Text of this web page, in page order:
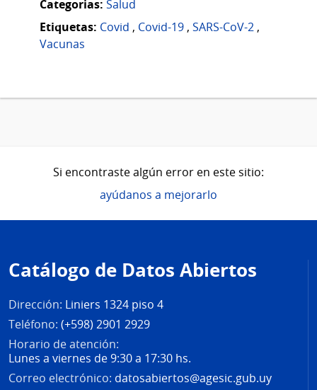
Categorias: Salud
Etiquetas: Covid , Covid-19 , SARS-CoV-2 ,
Vacunas
Si encontraste algún error en este sitio:
ayúdanos a mejorarlo
de
página
Catálogo de Datos Abiertos
Dirección: Liniers 1324 piso 4
Teléfono: (+598) 2901 2929
Horario de atención:
Lunes a viernes de 9:30 a 17:30 hs.
Correo electrónico: datosabiertos@agesic.gub.uy